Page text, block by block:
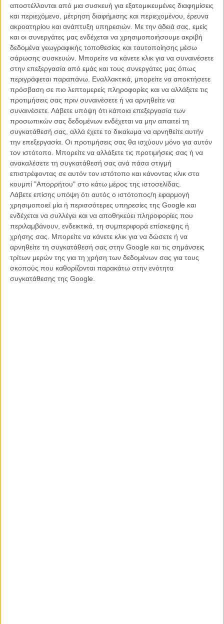
αποστέλλονται από μια συσκευή για εξατομικευμένες διαφημίσεις
και περιεχόμενο, μέτρηση διαφήμισης και περιεχομένου, έρευνα
ακροατηρίου και ανάπτυξη υπηρεσιών. Με την άδειά σας, εμείς
και οι συνεργάτες μας ενδέχεται να χρησιμοποιήσουμε ακριβή
δεδομένα γεωγραφικής τοποθεσίας και ταυτοποίησης μέσω
σάρωσης συσκευών. Μπορείτε να κάνετε κλικ για να συναινέσετε
στην επεξεργασία από εμάς και τους συνεργάτες μας όπως
περιγράφεται παραπάνω. Εναλλακτικά, μπορείτε να αποκτήσετε
πρόσβαση σε πιο λεπτομερείς πληροφορίες και να αλλάξετε τις
προτιμήσεις σας πριν συναινέσετε ή να αρνηθείτε να
συναινέσετε. Λάβετε υπόψη ότι κάποια επεξεργασία των
προσωπικών σας δεδομένων ενδέχεται να μην απαιτεί τη
συγκατάθεσή σας, αλλά έχετε το δικαίωμα να αρνηθείτε αυτήν
την επεξεργασία. Οι προτιμήσεις σας θα ισχύουν μόνο για αυτόν
τον ιστότοπο. Μπορείτε να αλλάξετε τις προτιμήσεις σας ή να
ανακαλέσετε τη συγκατάθεσή σας ανά πάσα στιγμή
επιστρέφοντας σε αυτόν τον ιστότοπο και κάνοντας κλικ στο
κουμπί "Απορρήτου" στο κάτω μέρος της ιστοσελίδας.
Λάβετε επίσης υπόψη ότι αυτός ο ιστότοπος/η εφαρμογή
χρησιμοποιεί μία ή περισσότερες υπηρεσίες της Google και
ενδέχεται να συλλέγει και να αποθηκεύει πληροφορίες που
περιλαμβάνουν, ενδεικτικά, τη συμπεριφορά επίσκεψης ή
χρήσης σας. Μπορείτε να κάνετε κλικ για να δώσετε ή να
αρνηθείτε τη συγκατάθεσή σας στην Google και τις σημάνσεις
τρίτων μερών της για τη χρήση των δεδομένων σας για τους
σκοπούς που καθορίζονται παρακάτω στην ενότητα
συγκατάθεσης της Google.
Το μεγάλο ταξίδι της γεύσης τους οδηγεί από το Μεξικό στην Κένυα
και στην Ιταλία, σε λασπωμένα χωράφια και γερασμένους κορμούς
δέντρων, σε μελισσοκόμους και σοφές γιαγιάδες, μέχρι και στη
θρυλική, ογκώδη βασίλισσα των τερμιτών που ψήνεται με προσοχή
στο μαντέμι. Ο στόχος δεν είναι μόνο η ανακάλυψη βρώσιμων
εντόμων, αλλά και η παρασκευή τους με τον πιο ενδεικνυόμενο
τρόπο, ώστε να μπορέσουν να υπερβούν την αηδία του κοινού.
Κάθε μαμούνι μαγειρεύεται ώστε η γεύση του να ενισχυθεί και η
μορφή του να ομορφαίνει το πιάτο. Κι αν είναι δύσκολο να σκεφτεί
κανείς ότι θα φάει κάτι που έχει δει να έρπει, να χοροπηδάει, να
βγάζει υγρά, ή να λικνίζεται στο φυλλαράκι, δεν έχει παρά να
θυμηθεί πως σίγουρα η αντίδραση του πρώτου ανθρώπου που